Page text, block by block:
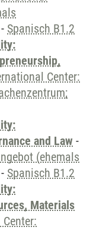
- Spanisch B1.2
Center:
and Law -
(ehemals
- Spanisch B1.2
Materials